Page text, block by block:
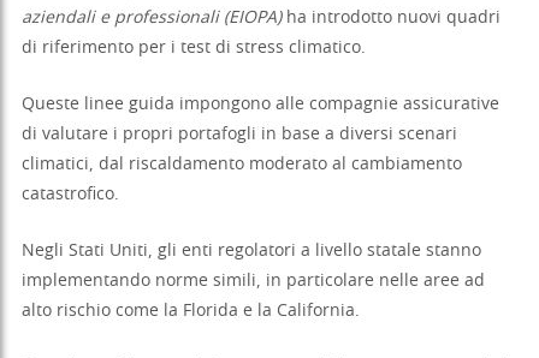
aziendali e professionali (EIOPA)ha introdotto nuovi quadri
di riferimento per i test di stress climatico.
Queste linee guida impongono alle compagnie assicurative
di valutare i propri portafogli in base a diversi scenari
climatici, dal riscaldamento moderato al cambiamento
catastrofico.
Negli Stati Uniti, gli enti regolatori a livello statale stanno
implementando norme simili, in particolare nelle aree ad
alto rischio come la Florida e la California.